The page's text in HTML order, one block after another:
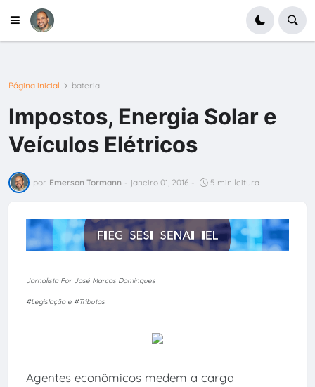
Página inicial bateria
Impostos, Energia Solar e
Veículos Elétricos
por Emerson Tormann - janeiro 01, 2016 - 5 min leitura
Jornalista Por José Marcos Domingues
#Legislação e #Tributos
Agentes econômicos medem a carga